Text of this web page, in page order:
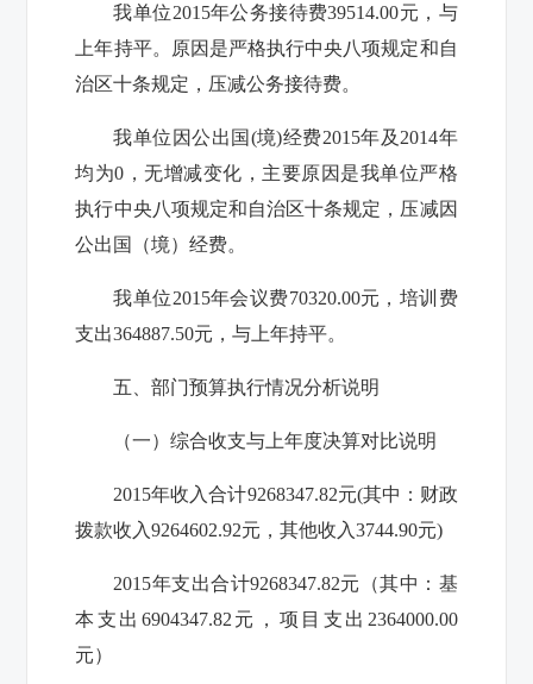
我单位2015年公务接待费39514.00元，与
上年持平。原因是严格执行中央八项规定和自
治区十条规定，压减公务接待费。
我单位因公出国 (境)经费2015年及 2014年
均为0 ，无增减变化，主要原因是我单位严格
执行中央八项规定和自治区十条规定，压减因
公出国（境）经费。
我单位2015年会议费70320.00元，培训费
支出364887.50元，与上年持平。
五、部门预算执行情况分析说明
（一）综合收支与上年度决算对比说明
2015年收入合计9268347.82元(其中：财政
拨款收入9264602.92元，其他收入3744.90元)
2015年支出合计9268347.82元（其中：基
本支出 6904347.82 元， 项目支出 2364000.00
元）